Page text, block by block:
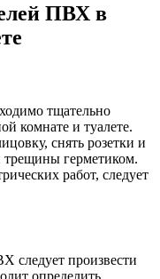
ПВХ в
тщательно
комнате и туалете.
снять розетки и
трещины герметиком.
работ, следует
следует произвести
определить